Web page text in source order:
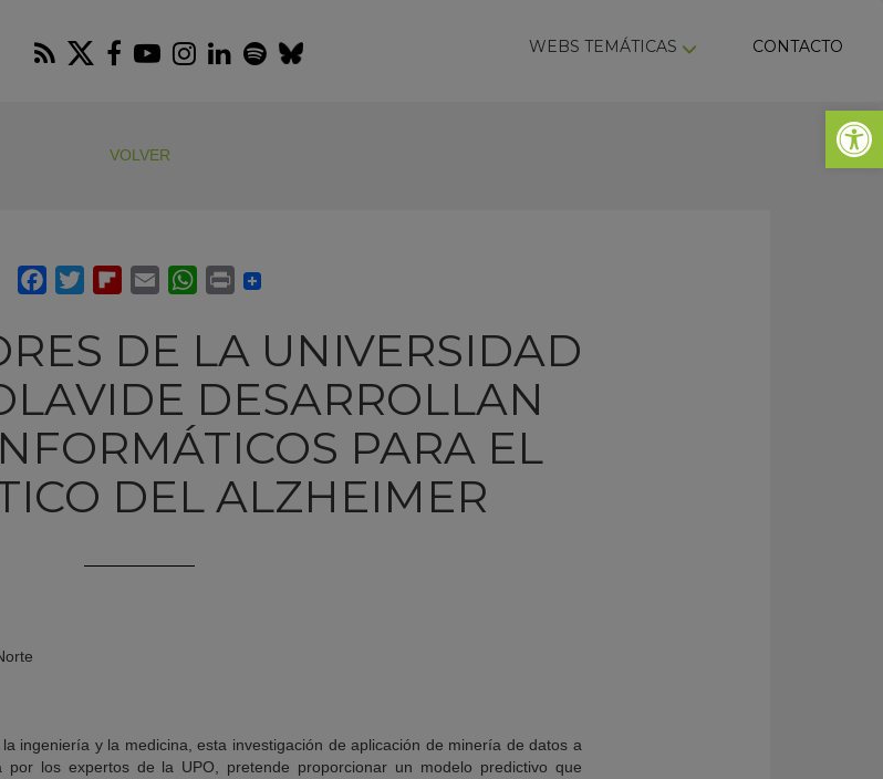
Abrir
RSS Twitter
Facebook
Youtube
Instagram
LinkedIn
Spotify
Bluesky WEBS TEMÁTICAS CONTACTO
VOLVER
DE LA UNIVERSIDAD
DESARROLLAN
PARA EL
DEL ALZHEIMER
ingeniería y la medicina, esta investigación de aplicación de minería de datos a
por los expertos de la UPO, pretende proporcionar un modelo predictivo que